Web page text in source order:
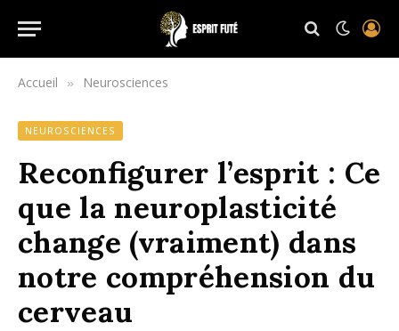
Accueil » Neurosciences
NEUROSCIENCES
Reconfigurer l’esprit : Ce
que la neuroplasticité
change (vraiment) dans
notre compréhension du
cerveau